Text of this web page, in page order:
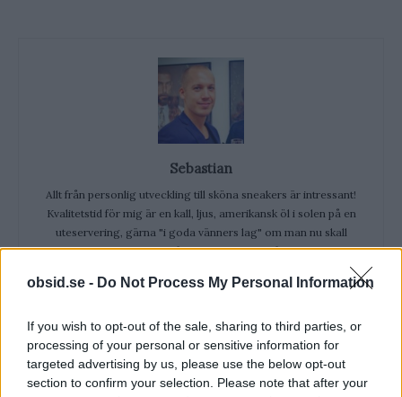
obsid.se - Do Not Process My Personal Information
If you wish to opt-out of the sale, sharing to third parties, or
processing of your personal or sensitive information for
targeted advertising by us, please use the below opt-out
section to confirm your selection. Please note that after your
Sebastian
Allt från personlig utveckling till sköna sneakers är intressant!
Kvalitetstid för mig är en kall, ljus, amerikansk öl i solen på en
uteservering, gärna "i goda vänners lag" om man nu skall
slänga in något klyschigt också.
VECKANS MEST LÄSTA